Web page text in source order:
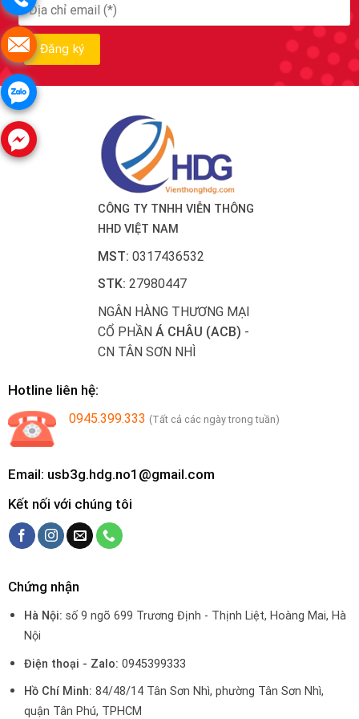
CÔNG TY TNHH VIỄN THÔNG
HHD VIỆT NAM
MST: 0317436532
STK: 27980447
NGÂN HÀNG THƯƠNG MẠI
CỔ PHẦN Á CHÂU (ACB) -
CN TÂN SƠN NHÌ
Hotline liên hệ:
0945.399.333 (Tất cả các ngày trong tuần)
Email: usb3g.hdg.no1@gmail.com
Kết nối với chúng tôi
Chứng nhận
Hà Nội:số 9 ngõ 699 Trương Định - Thịnh Liệt, Hoàng Mai, Hà
Nội
Điện thoại - Zalo: 0945399333
Hồ Chí Minh: 84/48/14 Tân Sơn Nhì, phường Tân Sơn Nhì,
quận Tân Phú, TPHCM